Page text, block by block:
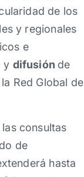
de los
y regionales
e
y difusión de
Red Global de
consultas
de
hasta